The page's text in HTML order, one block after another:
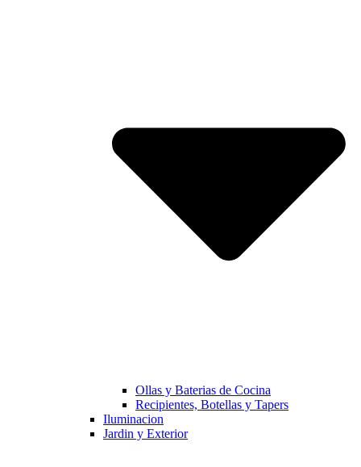
Ollas y Baterias de Cocina
Recipientes, Botellas y Tapers
Iluminacion
Jardin y Exterior